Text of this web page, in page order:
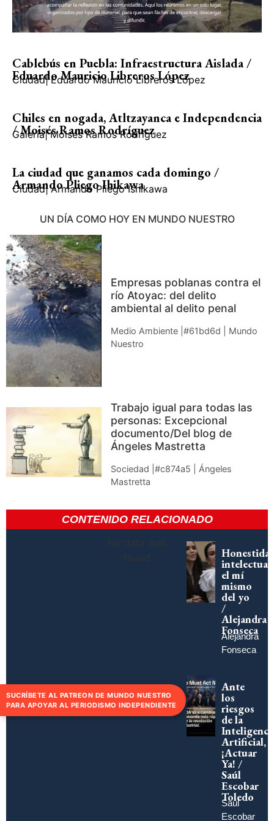
Cablebús en Puebla: Infraestructura Aislada /
Eduardo Mauricio Libreros López
Ciudad| Eduardo Mauricio Libreros López
Chiles en nogada, Atltzayanca e Independencia
/ Moisés Ramos Rodríguez
Galería| Moisés Ramos Rodríguez
La ciudad que ganamos cada domingo /
Armando Pliego Ihikawa
Ciudad| Armando Pliego Ishikawa
UN DÍA COMO HOY EN MUNDO NUESTRO
Empresas poblanas contra el
río Atoyac: del delito
ambiental al delito penal
Medio Ambiente |#61bd6d | Mundo
Nuestro
Trabajo igual para todas las
personas: Excepcional
documento/Del blog de
Ángeles Mastretta
Sociedad |#c874a5 | Ángeles
Mastretta
CONTENIDO RELACIONADO
No data was
found
intelectual:
el mí
mismo
del yo
/
Alejandra
Fonseca
Alejandra
Fonseca
Ante
los
riesgos
de la
Artificial,
¡Actuar
Ya! /
Saúl
Escobar
Toledo
Saúl
Escobar
SUCRÍBETE AL PATREON DE MUNDO NUESTRO
PARA APOYAR AL PERIODISMO INDEPENDIENTE